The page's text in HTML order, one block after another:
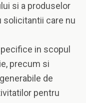
si a produselor
solicitantii care nu
in scopul
precum si
de
pentru